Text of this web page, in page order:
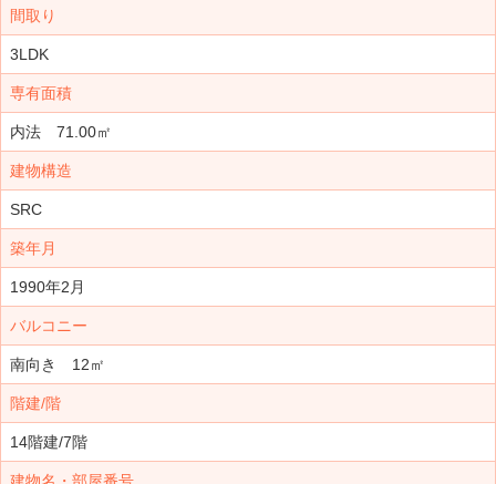
間取り
3LDK
専有面積
内法 71.00㎡
建物構造
SRC
築年月
1990年2月
バルコニー
南向き 12㎡
階建/階
14階建/7階